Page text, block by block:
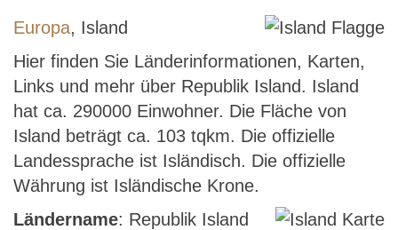
Europa, Island
Hier finden Sie Länderinformationen, Karten,
Links und mehr über Republik Island. Island
hat ca. 290000 Einwohner. Die Fläche von
Island beträgt ca. 103 tqkm. Die offizielle
Landessprache ist Isländisch. Die offizielle
Währung ist Isländische Krone.
Ländername: Republik Island